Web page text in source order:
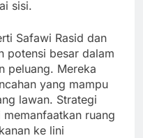
sisi.
Safawi Rasid dan
potensi besar dalam
peluang. Mereka
yang mampu
lawan. Strategi
ruang
ke lini